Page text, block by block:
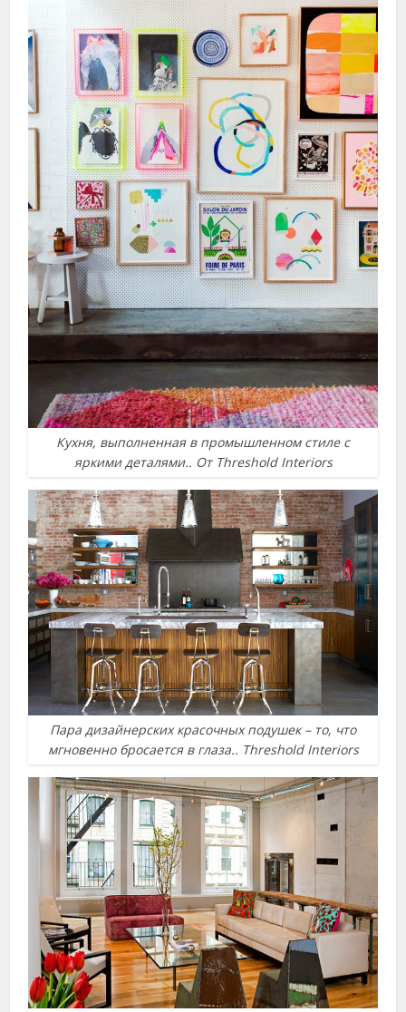
Кухня, выполненная в промышленном стиле с
яркими деталями.. От Threshold Interiors
Пара дизайнерских красочных подушек – то, что
мгновенно бросается в глаза.. Threshold Interiors